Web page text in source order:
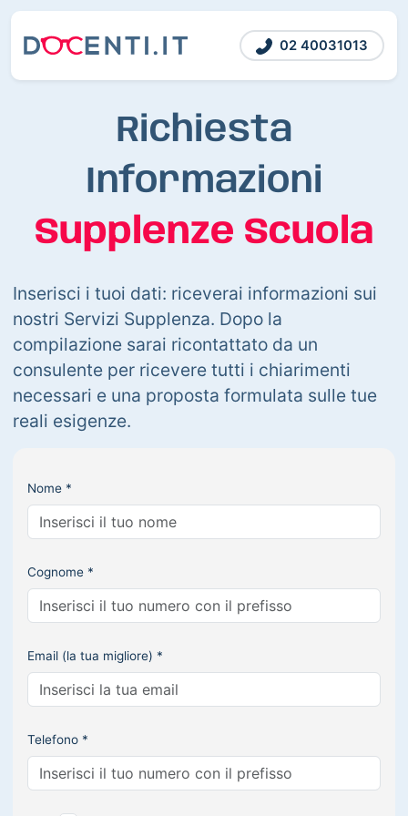
02 40031013
Richiesta
Informazioni
Supplenze Scuola
Inserisci i tuoi dati: riceverai informazioni sui
nostri Servizi Supplenza. Dopo la
compilazione sarai ricontattato da un
consulente per ricevere tutti i chiarimenti
necessari e una proposta formulata sulle tue
reali esigenze.
Nome *
Cognome *
Email (la tua migliore) *
Telefono *